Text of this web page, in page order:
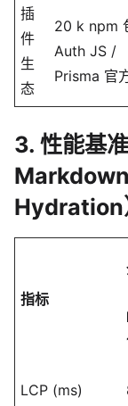
插
件
生
态
20 k npm
Auth JS /
Prisma 官
3. 性能基
Hydration
指标
LCP (ms)